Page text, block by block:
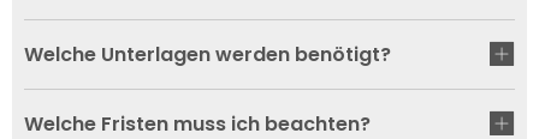
Welche Unterlagen werden benötigt?
Welche Fristen muss ich beachten?